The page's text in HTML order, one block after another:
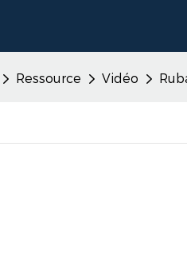
Ressource Vidéo